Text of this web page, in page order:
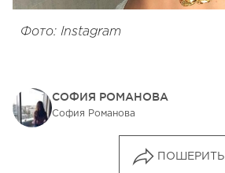
Фото: Instagram
СОФИЯ РОМАНОВА
София Романова
ПОШЕРИТЬ